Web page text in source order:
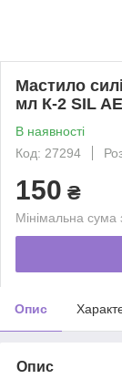
Мастило
мл К-2 SIL
В наявності
Код: 27294
150 ₴
Мінімальна
Опис
Опис